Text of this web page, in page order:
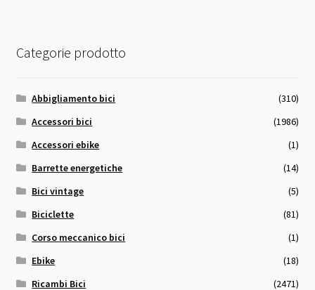
Categorie prodotto
Abbigliamento bici
(310)
Accessori bici
(1986)
Accessori ebike
(1)
Barrette energetiche
(14)
Bici vintage
(5)
Biciclette
(81)
Corso meccanico bici
(1)
Ebike
(18)
Ricambi Bici
(2471)